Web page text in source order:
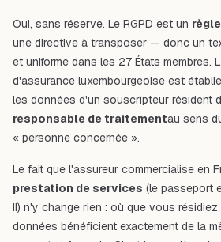
Oui, sans réserve. Le RGPD est un
une directive à transposer — donc un
et uniforme dans les 27 États membres.
d'assurance luxembourgeoise est
les données d'un souscripteur résident
responsable de traitementau sens
« personne concernée ».
Le fait que l'assureur commercialise en
prestation de services (le passeport
II) n'y change rien : où que vous
données bénéficient exactement de la